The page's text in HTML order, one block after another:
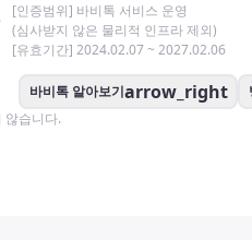
[인증범위] 바비톡 서비스 운영
(심사받지 않은 물리적 인프라 제외)
[유효기간] 2024.02.07 ~ 2027.02.06
바비톡 알아보기arrow_right
않습니다.